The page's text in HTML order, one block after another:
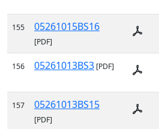
155 05261015BS16
[PDF]
156 05261013BS3 [PDF]
157 05261013BS15
[PDF]